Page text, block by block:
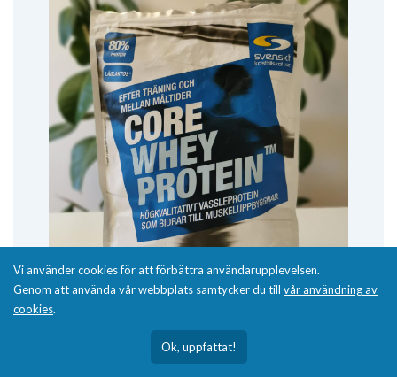
Vi använder cookies för att förbättra användarupplevelsen.
Genom att använda vår webbplats samtycker du till vår användning av
cookies.
Ok, uppfattat!